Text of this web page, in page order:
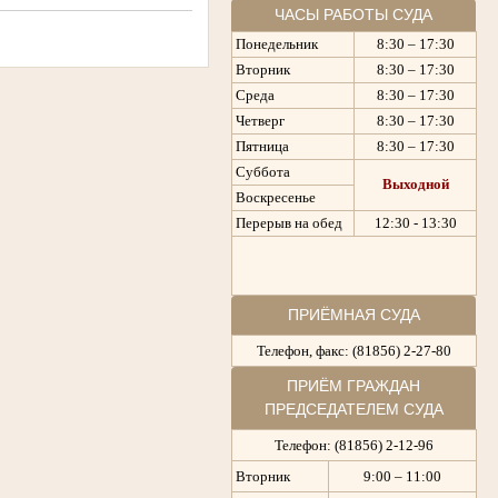
ЧАСЫ РАБОТЫ СУДА
Понедельник
8:30 – 17:30
Вторник
8:30 – 17:30
Среда
8:30 – 17:30
Четверг
8:30 – 17:30
Пятница
8:30 – 17:30
Суббота
Выходной
Воскресенье
Перерыв на обед
12:30 - 13:30
ПРИЁМНАЯ СУДА
Телефон, факс: (81856) 2-27-80
ПРИЁМ ГРАЖДАН
ПРЕДСЕДАТЕЛЕМ СУДА
Телефон: (81856) 2-12-96
Вторник
9:00 – 11:00